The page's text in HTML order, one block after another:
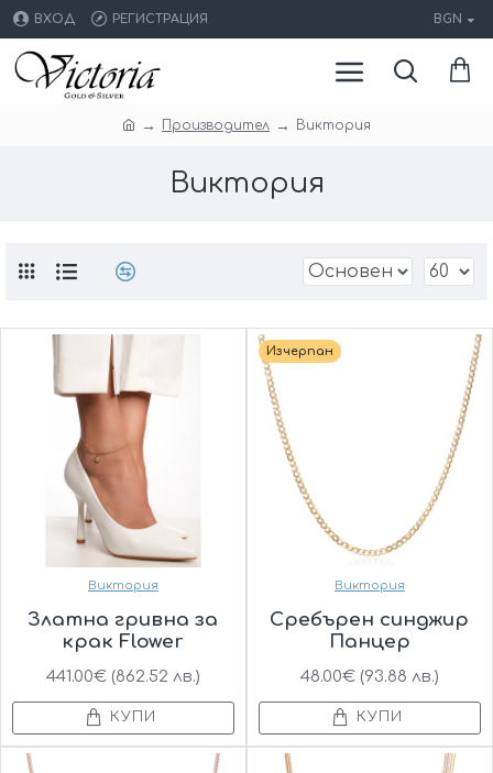
ВХОД РЕГИСТРАЦИЯ BGN
Производител Виктория
Виктория
Виктория
Златна гривна за
крак Flower
441.00€ (862.52 лв.)
КУПИ
Изчерпан
Виктория
Сребърен синджир
Панцер
48.00€ (93.88 лв.)
КУПИ